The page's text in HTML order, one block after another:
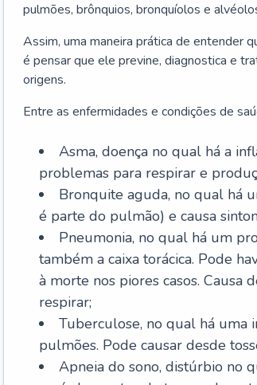
pulmões, brônquios, bronquíolos e
Assim, uma maneira prática de entender
é pensar que ele previne, diagnostica e
origens.
Entre as enfermidades e condições de
Asma, doença no qual há a
problemas para respirar e
Bronquite aguda, no qual há
é parte do pulmão) e causa
Pneumonia, no qual há um
também a caixa torácica. Pode
à morte nos piores casos. Causa
respirar;
Tuberculose, no qual há uma
pulmões. Pode causar desde
Apneia do sono, distúrbio no